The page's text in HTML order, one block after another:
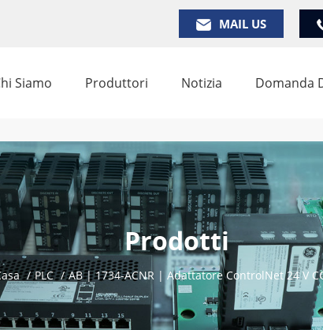
MAIL US
Siamo Produttori Notizia Domanda
Prodotti
/ PLC / AB | 1734-ACNR | Adattatore ControlNet 24 V